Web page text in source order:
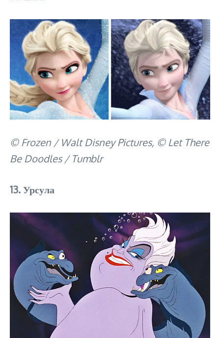
© Frozen / Walt Disney Pictures, © Let There
Be Doodles / Tumblr
13. Урсула